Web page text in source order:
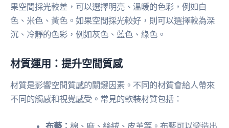
果空間採光較差，可以選擇明亮、溫暖的色彩，例如白
色、米色、黃色。如果空間採光較好，則可以選擇較為深
沉、冷靜的色彩，例如灰色、藍色、綠色。
材質運用：提升空間質感
材質是影響空間質感的關鍵因素。不同的材質會給人帶來
不同的觸感和視覺感受。常見的軟裝材質包括：